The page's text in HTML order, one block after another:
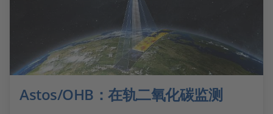
Astos/OHB：在轨二氧化碳监测